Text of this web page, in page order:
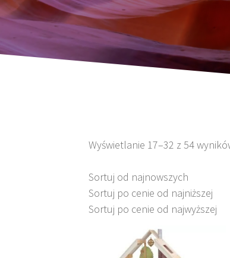
Wyświetlanie 17–32 z 54
Sortuj od najnowszych
Sortuj po cenie od najniższej
Sortuj po cenie od najwyższej